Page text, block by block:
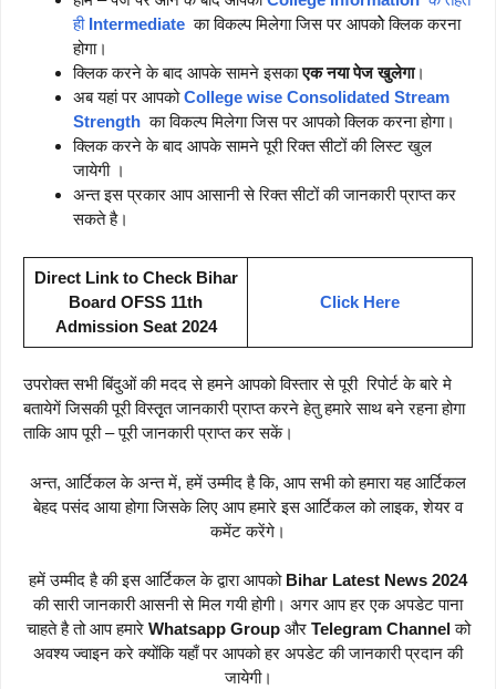
ही Intermediate का विकल्प मिलेगा जिस पर आपकोे क्लिक करना
होगा।
क्लिक करने के बाद आपके सामने इसकाएक नया पेज खुलेगा।
अब यहां पर आपकोCollege wise Consolidated Stream
Strength का विकल्प मिलेगा जिस पर आपको क्लिक करना होगा।
क्लिक करने के बाद आपके सामने पूरी रिक्त सीटों की लिस्ट खुल
जायेगी ।
अन्त इस प्रकार आप आसानी से रिक्त सीटों की जानकारी प्राप्त कर
सकते है।
Direct Link to Check Bihar
Board OFSS 11th
Admission Seat 2024
Click Here
उपरोक्त सभी बिंदुओं की मदद से हमने आपको विस्तार से पूरी रिपोर्ट के बारे मे
बतायेगें जिसकी पूरी विस्तृृत जानकारी प्राप्त करने हेतु हमारे साथ बने रहना होगा
ताकि आप पूरी – पूरी जानकारी प्राप्त कर सकें।
अन्त, आर्टिकल के अन्त में, हमें उम्मीद है कि, आप सभी को हमारा यह आर्टिकल
बेहद पसंद आया होगा जिसके लिए आप हमारे इस आर्टिकल को लाइक, शेयर व
कमेंट करेंगे।
हमें उम्मीद है की इस आर्टिकल के द्वारा आपको Bihar Latest News 2024
की सारी जानकारी आसनी से मिल गयी होगी। अगर आप हर एक अपडेट पाना
चाहते है तो आप हमारे Whatsapp Groupऔर Telegram Channelको
अवश्य ज्वाइन करे क्योंकि यहाँ पर आपको हर अपडेट की जानकारी प्रदान की
जायेगी।